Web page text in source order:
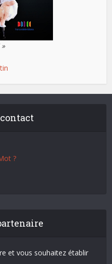
?
et vous souhaitez établir